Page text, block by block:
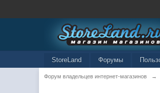
StoreLand Форумы
Форум владельцев интернет-магазинов →